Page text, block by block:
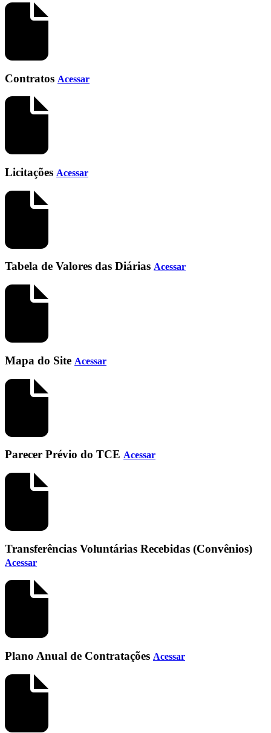
Contratos Acessar
Licitações Acessar
Tabela de Valores das Diárias Acessar
Mapa do Site Acessar
Parecer Prévio do TCE Acessar
Transferências Voluntárias Recebidas (Convênios)
Acessar
Plano Anual de Contratações Acessar